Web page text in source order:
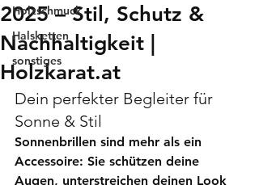
Holzschmuck
Halsketten
sonstiges
2025 – Stil, Schutz &
Nachhaltigkeit |
Holzkarat.at
Dein perfekter Begleiter für
Sonne & Stil
Sonnenbrillen sind mehr als ein
Accessoire: Sie schützen deine
Augen, unterstreichen deinen Look